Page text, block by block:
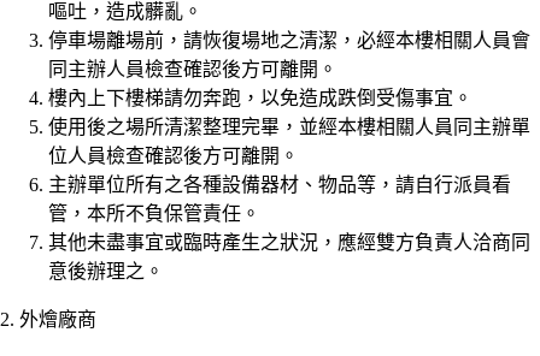
嘔吐，造成髒亂。
停車場離場前，請恢復場地之清潔，必經本樓相關人員會
同主辦人員檢查確認後方可離開。
樓內上下樓梯請勿奔跑，以免造成跌倒受傷事宜。
使用後之場所清潔整理完畢，並經本樓相關人員同主辦單
位人員檢查確認後方可離開。
主辦單位所有之各種設備器材、物品等，請自行派員看
管，本所不負保管責任。
其他未盡事宜或臨時產生之狀況，應經雙方負責人洽商同
意後辦理之。
2. 外燴廠商